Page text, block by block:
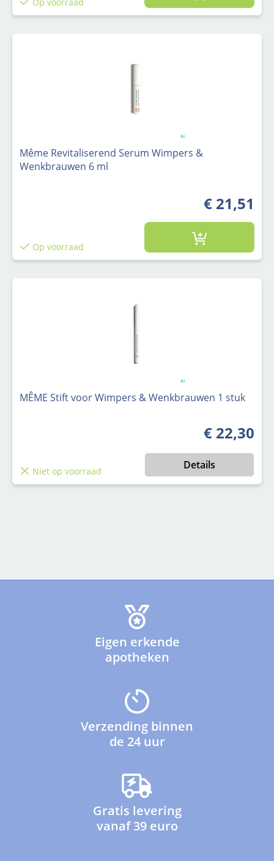
Même Revitaliserend Serum Wimpers &
Wenkbrauwen 6 ml
€ 21,51
Op voorraad
MÊME Stift voor Wimpers & Wenkbrauwen 1 stuk
Normale
€ 22,30
Niet op voorraad Details
Eigen erkende
apotheken
Verzending binnen
de 24 uur
Gratis levering
vanaf 39 euro